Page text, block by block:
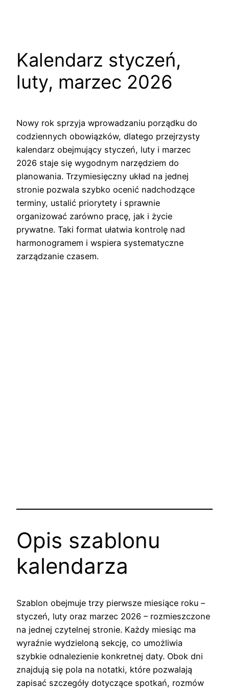
Kalendarz styczeń,
luty, marzec 2026
Nowy rok sprzyja wprowadzaniu porządku do
codziennych obowiązków, dlatego przejrzysty
kalendarz obejmujący styczeń, luty i marzec
2026 staje się wygodnym narzędziem do
planowania. Trzymiesięczny układ na jednej
stronie pozwala szybko ocenić nadchodzące
terminy, ustalić priorytety i sprawnie
organizować zarówno pracę, jak i życie
prywatne. Taki format ułatwia kontrolę nad
harmonogramem i wspiera systematyczne
zarządzanie czasem.
Opis szablonu
kalendarza
Szablon obejmuje trzy pierwsze miesiące roku –
styczeń, luty oraz marzec 2026 – rozmieszczone
na jednej czytelnej stronie. Każdy miesiąc ma
wyraźnie wydzieloną sekcję, co umożliwia
szybkie odnalezienie konkretnej daty. Obok dni
znajdują się pola na notatki, które pozwalają
zapisać szczegóły dotyczące spotkań, rozmów